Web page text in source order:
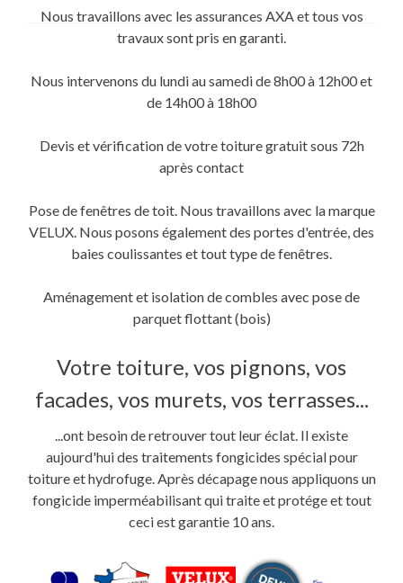
fenêtre)
Nous travaillons avec les assurances AXA et tous vos
travaux sont pris en garanti.
Nous intervenons du lundi au samedi de 8h00 à 12h00 et
de 14h00 à 18h00
Devis et vérification de votre toiture gratuit sous 72h
après contact
Pose de fenêtres de toit. Nous travaillons avec la marque
VELUX. Nous posons également des portes d'entrée, des
baies coulissantes et tout type de fenêtres.
Aménagement et isolation de combles avec pose de
parquet flottant (bois)
Votre toiture, vos pignons, vos
facades, vos murets, vos terrasses...
...ont besoin de retrouver tout leur éclat. Il existe
aujourd'hui des traitements fongicides spécial pour
toiture et hydrofuge. Après décapage nous appliquons un
fongicide imperméabilisant qui traite et protége et tout
ceci est garantie 10 ans.